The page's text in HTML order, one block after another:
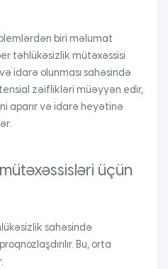
biri məlumat
təhlükəsizlik mütəxəssisi
idarə olunması sahəsində
zəiflikləri müəyyən edir,
aparır və idarə heyətinə
üçün
sahəsində
Bu, orta